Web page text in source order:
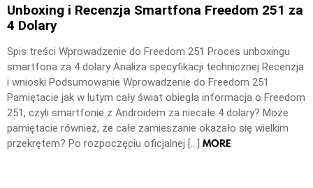
Unboxing i Recenzja Smartfona Freedom 251 za
4 Dolary
Spis treści Wprowadzenie do Freedom 251 Proces unboxingu
smartfona za 4 dolary Analiza specyfikacji technicznej Recenzja
i wnioski Podsumowanie Wprowadzenie do Freedom 251
Pamiętacie jak w lutym cały świat obiegła informacja o Freedom
251, czyli smartfonie z Androidem za niecałe 4 dolary? Może
pamiętacie również, że całe zamieszanie okazało się wielkim
przekrętem? Po rozpoczęciu oficjalnej […] MORE